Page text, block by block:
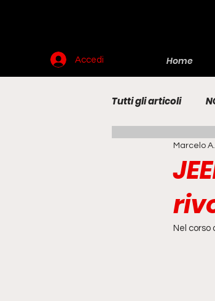
Accedi Home
Tutti gli articoli
RENDERINGMarcelo
Nel corso